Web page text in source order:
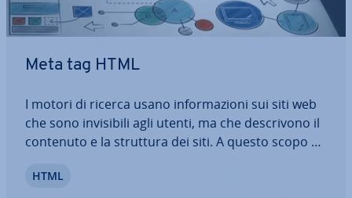
Meta tag HTML
I motori di ricerca usano in­for­ma­zio­ni sui siti web
che sono in­vi­si­bi­li agli utenti, ma che de­scri­vo­no il
contenuto e la struttura dei siti. A questo scopo si
miz­za­zio­ne per i motori di ricerca: uti­liz­za­ti nel
HTML